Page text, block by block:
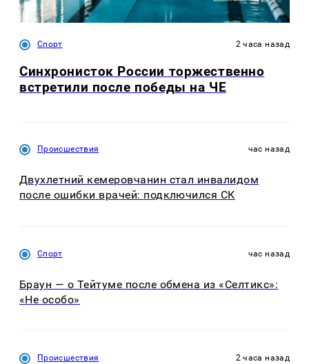
Спорт 2 часа назад
Синхронисток России торжественно
встретили после победы на ЧЕ
Происшествия час назад
Двухлетний кемеровчанин стал инвалидом
после ошибки врачей: подключился СК
Спорт час назад
Браун — о Тейтуме после обмена из «Селтикс»:
«Не особо»
Происшествия 2 часа назад